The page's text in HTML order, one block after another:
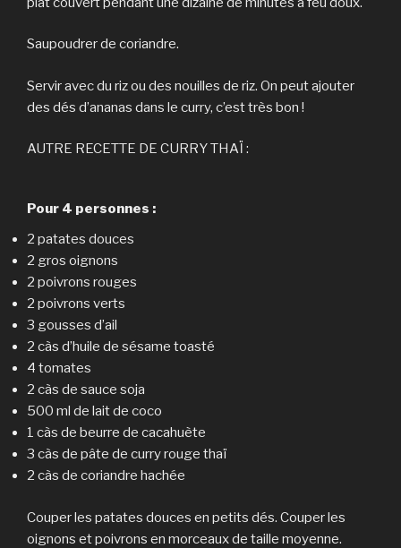
Saupoudrer de coriandre.
Servir avec du riz ou des nouilles de riz. On peut ajouter
des dés d’ananas dans le curry, c’est très bon !
AUTRE RECETTE DE CURRY THAÏ :
Pour 4 personnes :
2 patates douces
2 gros oignons
2 poivrons rouges
2 poivrons verts
3 gousses d’ail
2 càs d’huile de sésame toasté
4 tomates
2 càs de sauce soja
500 ml de lait de coco
1 càs de beurre de cacahuète
3 càs de pâte de curry rouge thaï
2 càs de coriandre hachée
Couper les patates douces en petits dés. Couper les
oignons et poivrons en morceaux de taille moyenne.